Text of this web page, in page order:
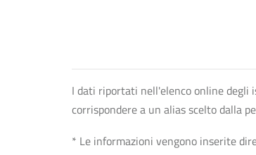
I dati riportati nell'elenco online degli
corrispondere a un alias scelto dalla
* Le informazioni vengono inserite